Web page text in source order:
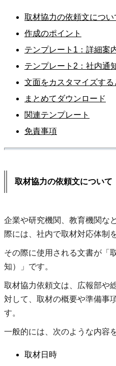
取材協力の依頼文につい
作成のポイント
テンプレート1：詳細案
テンプレート2：社内通
文面をカスタマイズする
まとめてダウンロード
関連テンプレート
免責事項
取材協力の依頼文について
企業や研究機関、教育機関な
際には、社内で取材対応体制
その際に使用される文書が「
知）」です。
取材協力依頼文は、広報部や
対して、取材の概要や準備事
す。
一般的には、次のような内容
取材日時